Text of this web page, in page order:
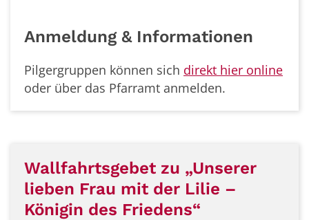
Anmeldung & Informationen
Pilgergruppen können sich direkt hier online
oder über das Pfarramt anmelden.
Wallfahrtsgebet zu „Unserer
lieben Frau mit der Lilie –
Königin des Friedens“